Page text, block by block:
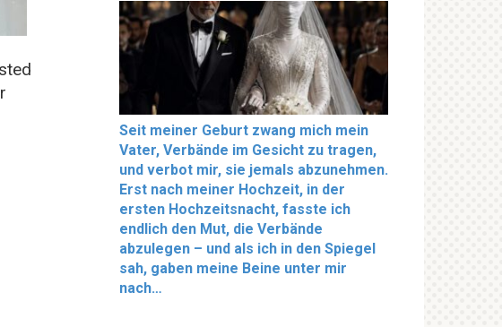
Seit meiner Geburt zwang mich mein
Vater, Verbände im Gesicht zu tragen,
und verbot mir, sie jemals abzunehmen.
Erst nach meiner Hochzeit, in der
ersten Hochzeitsnacht, fasste ich
endlich den Mut, die Verbände
abzulegen – und als ich in den Spiegel
sah, gaben meine Beine unter mir
nach…